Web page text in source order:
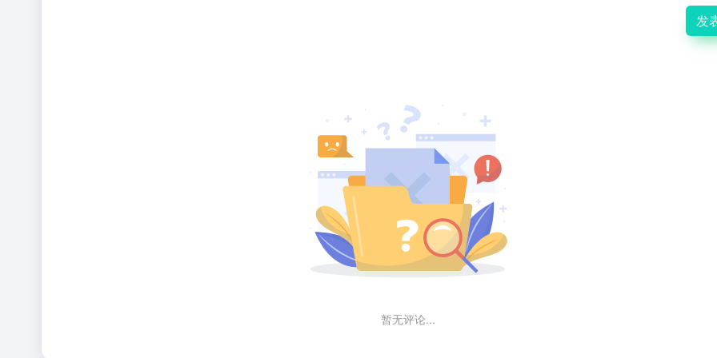
发
暂无评论...